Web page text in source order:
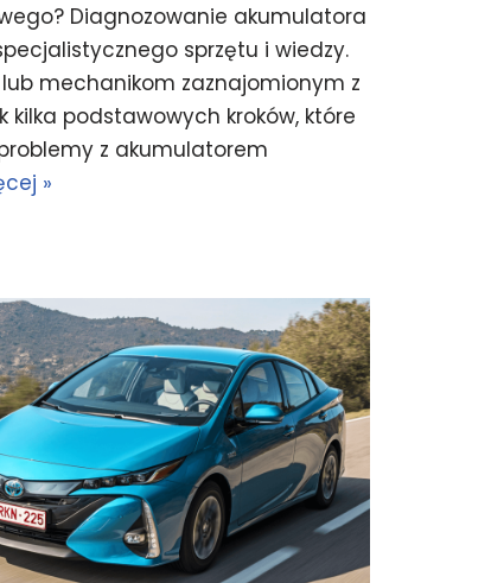
Diagnozowanie akumulatora
sprzętu i wiedzy.
mechanikom zaznajomionym z
podstawowych kroków, które
z akumulatorem
»